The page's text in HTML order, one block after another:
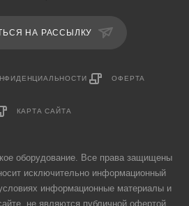
НА РАССЫЛКУ
ОФЕРТА
КАРТА САЙТА
оборудование. Все права защищены
исключительно информационный
информационные материалы и
не являются публичной офертой,